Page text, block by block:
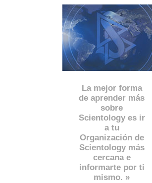
La mejor forma
de aprender más
sobre
Scientology es ir
a tu
Organización de
Scientology más
cercana e
informarte por ti
mismo. »